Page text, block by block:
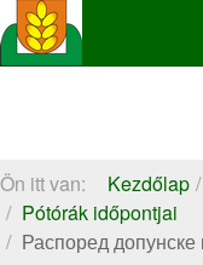
Ön itt van: Kezdőlap
Pótórák időpontjai
Распоред